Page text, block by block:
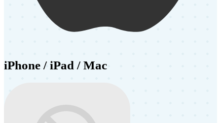
iPhone / iPad / Mac